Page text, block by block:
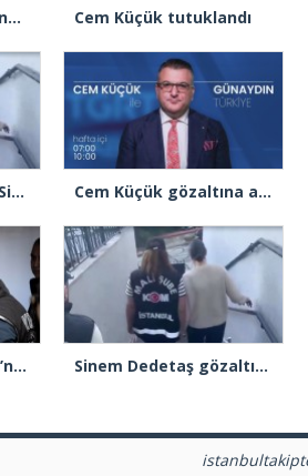
Ertuğrul Özkök hakkında re’sen soruşturma başlatıldı Cem Küçük tutuklandı
Adliyeye sevk edilen Sinem Dedetaş’ın ifadesine başlandı Cem Küçük gözaltına alındı
Etimesgut Belediyesi’ne operasyon: 55 şüpheliye gözaltı kararı Sinem Dedetaş gözaltına alındı